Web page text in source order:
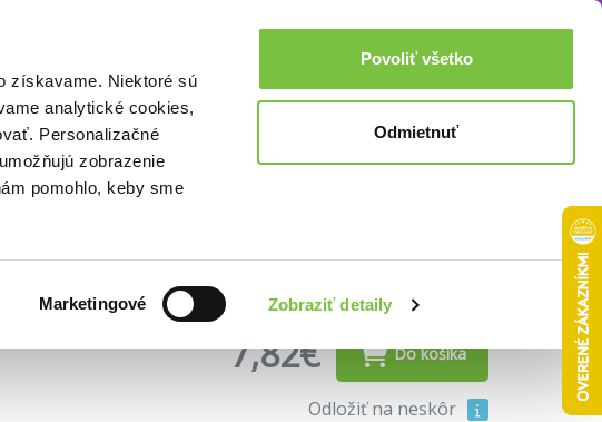
získavame. Niektoré sú
analytické cookies,
Personalizačné
zobrazenie
pomohlo, keby sme
Marketingové Zobraziť detaily
Povoliť všetko
Odmietnuť
Prihlásenie 0,00€
Večerné modlitby pre...Akcie a zľavy
dievčatká
7,82€ Do košíka
Odložiť na neskôr